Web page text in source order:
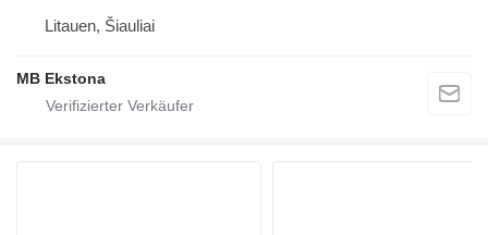
Litauen, Šiauliai
MB Ekstona